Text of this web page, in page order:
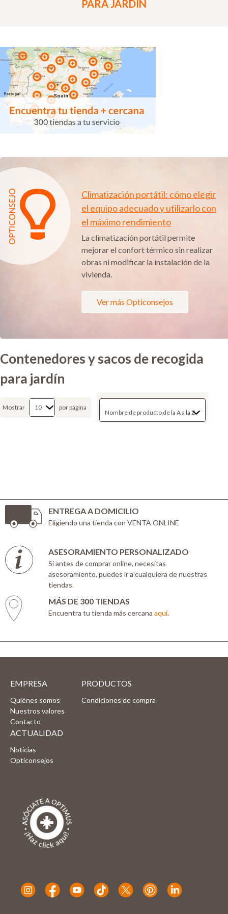
PARA JARDÍN
Climatización portátil: cómo elegir
el equipo adecuado y utilizarlo con
el máximo rendimiento
La climatización portátil permite
mejorar el confort térmico sin realizar
obras ni modificar la instalación de la
vivienda.
Ver más Opticonsejos
Contenedores y sacos de recogida
para jardín
Mostrar por página
ENTREGA A DOMICILIO
Eligiendo una tienda con VENTA ONLINE
ASESORAMIENTO PERSONALIZADO
Si antes de comprar online, necesitas
asesoramiento, puedes ir a cualquiera de nuestras
tiendas.
MÁS DE 300 TIENDAS
Encuentra tu tienda más cercana aquí.
EMPRESA
Quiénes somos
Nuestros valores
Contacto
PRODUCTOS
Condiciones de compra
ACTUALIDAD
Noticias
Opticonsejos